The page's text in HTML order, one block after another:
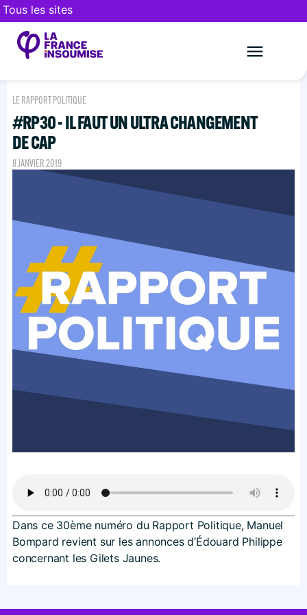
Tous les sites
LE RAPPORT POLITIQUE
#RP30 - IL FAUT UN ULTRA CHANGEMENT
DE CAP
8 JANVIER 2019
Dans ce 30ème numéro du Rapport Politique, Manuel
Bompard revient sur les annonces d’Édouard Philippe
concernant les Gilets Jaunes.